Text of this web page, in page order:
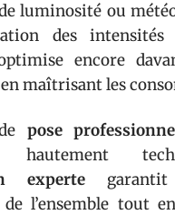
luminosité ou
des
encore
maîtrisant les
pose
hautement
expertegarantit
de l’ensemble tout